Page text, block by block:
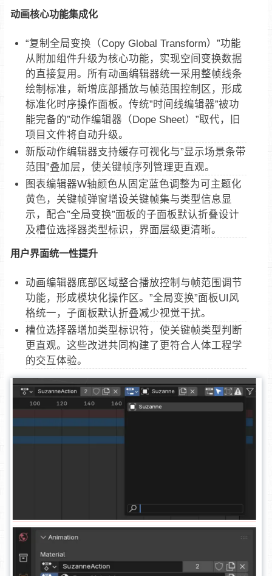
动画核心功能集成化
“复制全局变换（Copy Global Transform）”功能
从附加组件升级为核心功能，实现空间变换数据
的直接复用。所有动画编辑器统一采用整帧线条
绘制标准，新增底部播放与帧范围控制区，形成
标准化时序操作面板。传统”时间线编辑器”被功
能完备的”动作编辑器（Dope Sheet）”取代，旧
项目文件将自动升级。
新版动作编辑器支持缓存可视化与”显示场景条带
范围”叠加层，使关键帧序列管理更直观。
图表编辑器W轴颜色从固定蓝色调整为可主题化
黄色，关键帧弹窗增设关键帧集与类型信息显
示，配合”全局变换”面板的子面板默认折叠设计
及槽位选择器类型标识，界面层级更清晰。
用户界面统一性提升
动画编辑器底部区域整合播放控制与帧范围调节
功能，形成模块化操作区。”全局变换”面板UI风
格统一，子面板默认折叠减少视觉干扰。
槽位选择器增加类型标识符，使关键帧类型判断
更直观。这些改进共同构建了更符合人体工程学
的交互体验。